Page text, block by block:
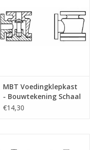
MBT Voedingklepkast
- Bouwtekening Schaal
1 : N/A (60.03.002)
€14,30